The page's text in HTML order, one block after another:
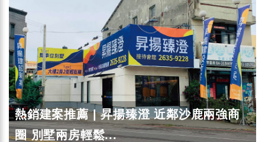
熱銷建案推薦 | 昇揚臻澄 近鄰沙鹿兩強商
圈 別墅兩房輕鬆...